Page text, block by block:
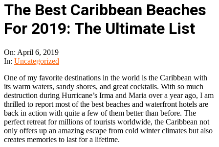
The Best Caribbean Beaches
For 2019: The Ultimate List
On: April 6, 2019
In: Uncategorized
One of my favorite destinations in the world is the Caribbean with
its warm waters, sandy shores, and great cocktails. With so much
destruction during Hurricane’s Irma and Maria over a year ago, I am
thrilled to report most of the best beaches and waterfront hotels are
back in action with quite a few of them better than before. The
perfect retreat for millions of tourists worldwide, the Caribbean not
only offers up an amazing escape from cold winter climates but also
creates memories to last for a lifetime.